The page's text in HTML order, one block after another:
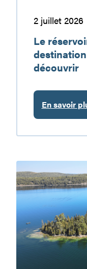
2 juillet 2026
Le
découvrir
En savoir
:
Le
réservoir
:
une
destination
de
vacances
à
découvrir
au
cœur
d’un
territoire
où
l’eau